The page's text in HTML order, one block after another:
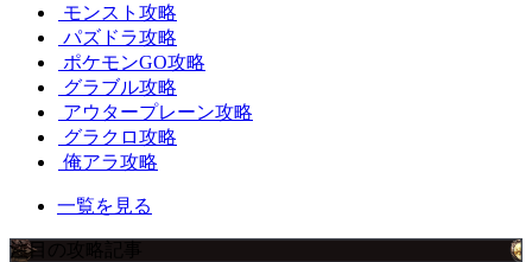
モンスト攻略
パズドラ攻略
ポケモンGO攻略
グラブル攻略
アウタープレーン攻略
グラクロ攻略
俺アラ攻略
一覧を見る
注目の攻略記事